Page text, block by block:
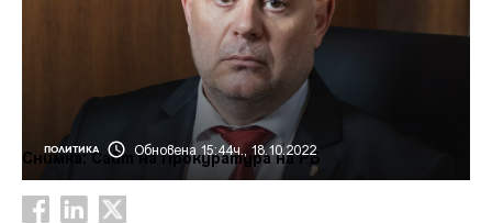
ПОЛИТИКА Обновена 15:44ч., 18.10.2022
Снимка: Сайт на Прокуратура на РБ